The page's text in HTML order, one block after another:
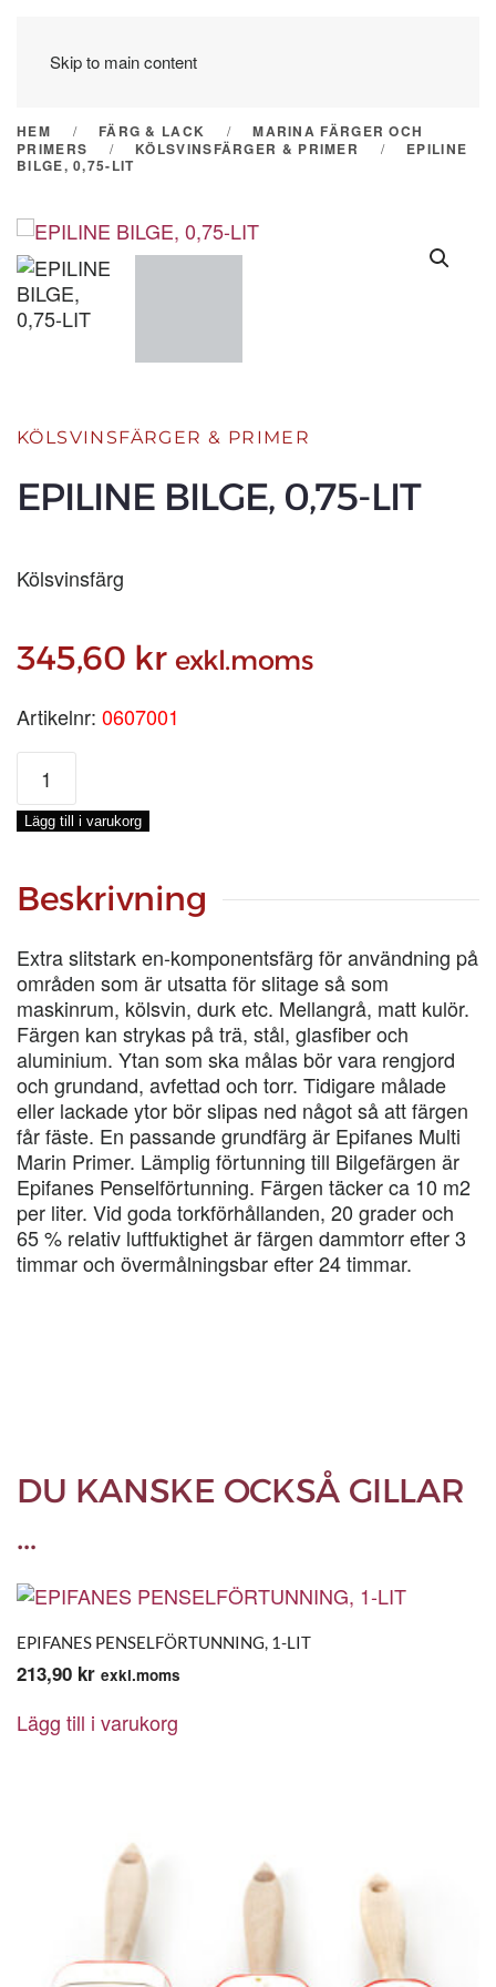
Skip to main content
HEM FÄRG & LACK
MARINA FÄRGER OCH
PRIMERS
KÖLSVINSFÄRGER & PRIMER
EPILINE
BILGE, 0,75-LIT
KÖLSVINSFÄRGER & PRIMER
EPILINE BILGE, 0,75-LIT
Kölsvinsfärg
345,60 kr exkl.moms
Artikelnr: 0607001
EPILINE
BILGE,
0,75-
LIT
Lägg till i varukorg
Beskrivning
Extra slitstark en-komponentsfärg för användning på
områden som är utsatta för slitage så som
maskinrum, kölsvin, durk etc. Mellangrå, matt kulör.
Färgen kan strykas på trä, stål, glasfiber och
aluminium. Ytan som ska målas bör vara rengjord
och grundand, avfettad och torr. Tidigare målade
eller lackade ytor bör slipas ned något så att färgen
får fäste. En passande grundfärg är Epifanes Multi
Marin Primer. Lämplig förtunning till Bilgefärgen är
Epifanes Penselförtunning. Färgen täcker ca 10 m2
per liter. Vid goda torkförhållanden, 20 grader och
65 % relativ luftfuktighet är färgen dammtorr efter 3
timmar och övermålningsbar efter 24 timmar.
DU KANSKE OCKSÅ GILLAR
…
EPIFANES PENSELFÖRTUNNING, 1-LIT
213,90 kr exkl.moms
Lägg till i varukorg